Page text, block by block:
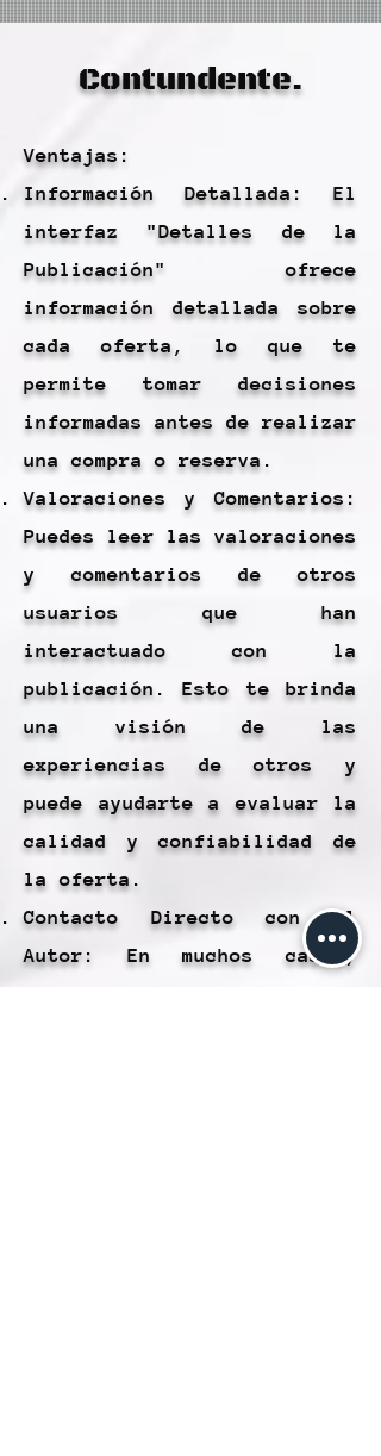
Contundente.
Ventajas:
Información Detallada: El
interfaz "Detalles de la
Publicación" ofrece
información detallada sobre
cada oferta, lo que te
permite tomar decisiones
informadas antes de realizar
una compra o reserva.
Valoraciones y Comentarios:
Puedes leer las valoraciones
y comentarios de otros
usuarios que han
interactuado con la
publicación. Esto te brinda
una visión de las
experiencias de otros y
puede ayudarte a evaluar la
calidad y confiabilidad de
la oferta.
Contacto Directo con el
Autor: En muchos casos,